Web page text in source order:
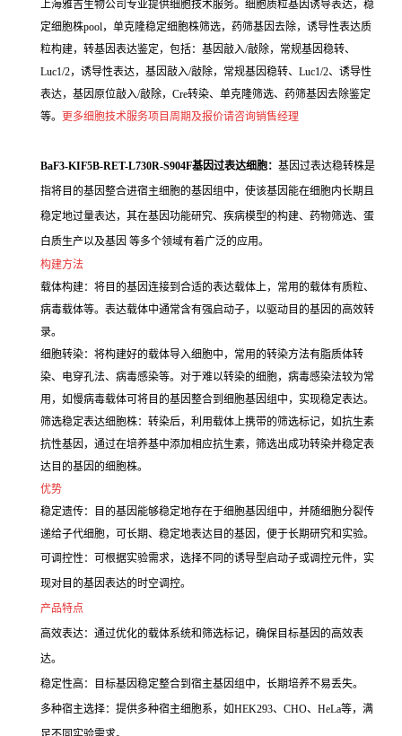
上海雅吉生物公司专业提供细胞技术服务。细胞质粒基因诱导表达，稳
定细胞株pool，单克隆稳定细胞株筛选，药筛基因去除，诱导性表达质
粒构建，转基因表达鉴定，包括：基因敲入/敲除，常规基因稳转、
Luc1/2，诱导性表达，基因敲入/敲除，常规基因稳转、Luc1/2、诱导性
表达，基因原位敲入/敲除，Cre转染、单克隆筛选、药筛基因去除鉴定
等。 更多细胞技术服务项目周期及报价请咨询销售经理
BaF3-KIF5B-RET-L730R-S904F基因过表达细胞： 基因过表达稳转株是
指将目的基因整合进宿主细胞的基因组中，使该基因能在细胞内长期且
稳定地过量表达，其在基因功能研究、疾病模型的构建、药物筛选、蛋
白质生产以及基因 等多个领域有着广泛的应用。
构建方法
载体构建：将目的基因连接到合适的表达载体上，常用的载体有质粒、
病毒载体等。表达载体中通常含有强启动子，以驱动目的基因的高效转
录。
细胞转染：将构建好的载体导入细胞中，常用的转染方法有脂质体转
染、电穿孔法、病毒感染等。对于难以转染的细胞，病毒感染法较为常
用，如慢病毒载体可将目的基因整合到细胞基因组中，实现稳定表达。
筛选稳定表达细胞株：转染后，利用载体上携带的筛选标记，如抗生素
抗性基因，通过在培养基中添加相应抗生素，筛选出成功转染并稳定表
达目的基因的细胞株。
优势
稳定遗传：目的基因能够稳定地存在于细胞基因组中，并随细胞分裂传
递给子代细胞，可长期、稳定地表达目的基因，便于长期研究和实验。
可调控性：可根据实验需求，选择不同的诱导型启动子或调控元件，实
现对目的基因表达的时空调控。
产品特点
高效表达：通过优化的载体系统和筛选标记，确保目标基因的高效表
达。
稳定性高：目标基因稳定整合到宿主基因组中，长期培养不易丢失。
多种宿主选择：提供多种宿主细胞系，如HEK293、CHO、HeLa等，满